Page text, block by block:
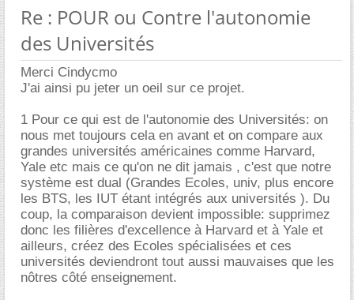
Re : POUR ou Contre l'autonomie
des Universités
Merci Cindycmo
J'ai ainsi pu jeter un oeil sur ce projet.
1 Pour ce qui est de l'autonomie des Universités: on
nous met toujours cela en avant et on compare aux
grandes universités américaines comme Harvard,
Yale etc mais ce qu'on ne dit jamais , c'est que notre
système est dual (Grandes Ecoles, univ, plus encore
les BTS, les IUT étant intégrés aux universités ). Du
coup, la comparaison devient impossible: supprimez
donc les filières d'excellence à Harvard et à Yale et
ailleurs, créez des Ecoles spécialisées et ces
universités deviendront tout aussi mauvaises que les
nôtres côté enseignement.